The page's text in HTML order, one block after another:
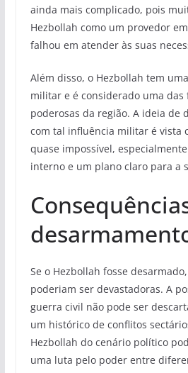
ainda mais complicado, pois
Hezbollah como um provedor
falhou em atender às suas
Além disso, o Hezbollah tem
militar e é considerado uma das
poderosas da região. A ideia de
com tal influência militar é vista
quase impossível,
interno e um plano claro para a
Se o Hezbollah fosse
poderiam ser devastadoras. A
guerra civil não pode ser
um histórico de conflitos
Hezbollah do cenário político
uma luta pelo poder entre